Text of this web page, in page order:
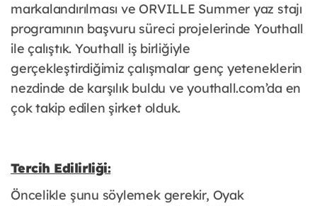
markalandırılması ve ORVILLE Summer yaz stajı
programının başvuru süreci projelerinde Youthall
ile çalıştık. Youthall iş birliğiyle
gerçekleştirdiğimiz çalışmalar genç yeteneklerin
nezdinde de karşılık buldu ve youthall.com’da en
çok takip edilen şirket olduk.
Tercih Edilirliği:
Öncelikle şunu söylemek gerekir, Oyak